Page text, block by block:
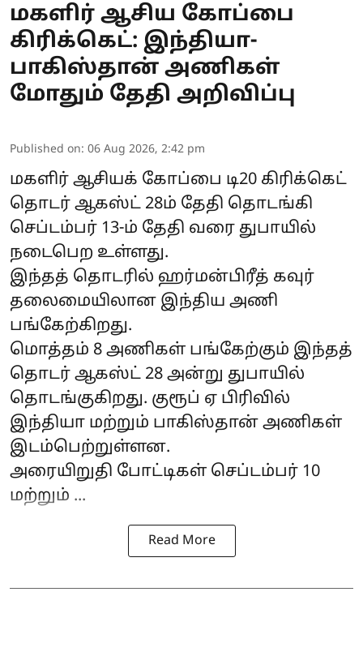
மகளிர் ஆசிய கோப்பை
கிரிக்கெட்: இந்தியா-
பாகிஸ்தான் அணிகள்
மோதும் தேதி அறிவிப்பு
Published on: 06 Aug 2026, 2:42 pm
மகளிர் ஆசியக் கோப்பை டி20 கிரிக்கெட்
தொடர் ஆகஸ்ட் 28ம் தேதி தொடங்கி
செப்டம்பர் 13-ம் தேதி வரை துபாயில்
நடைபெற உள்ளது.
இந்தத் தொடரில் ஹர்மன்பிரீத் கவுர்
தலைமையிலான இந்திய அணி
பங்கேற்கிறது.
மொத்தம் 8 அணிகள் பங்கேற்கும் இந்தத்
தொடர் ஆகஸ்ட் 28 அன்று துபாயில்
தொடங்குகிறது. குரூப் ஏ பிரிவில்
இந்தியா மற்றும் பாகிஸ்தான் அணிகள்
இடம்பெற்றுள்ளன.
அரையிறுதி போட்டிகள் செப்டம்பர் 10
மற்றும் ...
Read More